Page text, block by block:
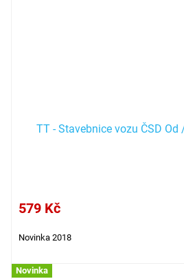
TT - Stavebnice vozu ČSD Od
579 Kč
Novinka 2018
Novinka